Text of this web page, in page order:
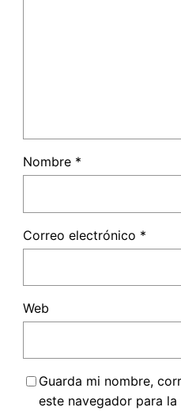
Nombre *
Correo electrónico *
Web
Guarda mi nombre,
este navegador para